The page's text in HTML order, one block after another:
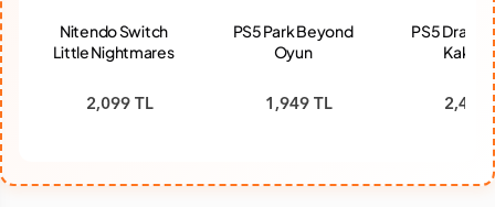
Nitendo Switch
Little Nightmares
2,099 TL
PS5 Park Beyond
Oyun
1,949 TL
PS5 Dragon
Edition
2,499